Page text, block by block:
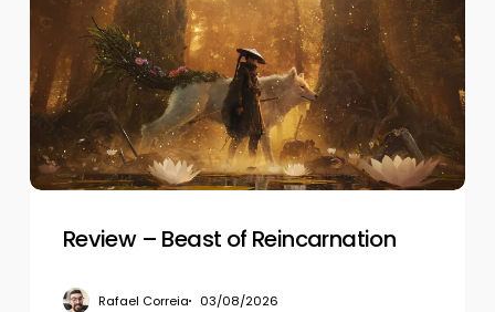
Beast
Reincarnation
Review – Beast of Reincarnation
Rafael Correia 03/08/2026